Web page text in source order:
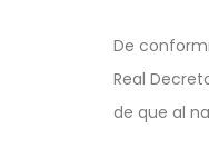
De
Real
de que al